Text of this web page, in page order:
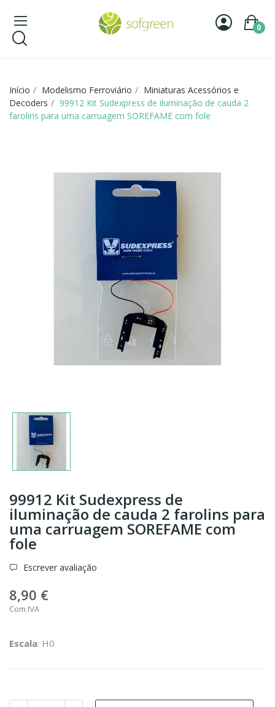
0
Início Modelismo Ferroviário
Miniaturas Acessórios e
Decoders
99912 Kit Sudexpress de iluminação de cauda 2
farolins para uma carruagem SOREFAME com fole
99912 Kit Sudexpress de
iluminação de cauda 2 farolins para
uma carruagem SOREFAME com
fole
Escrever avaliação
8,90 €
Com IVA
Escala: H0